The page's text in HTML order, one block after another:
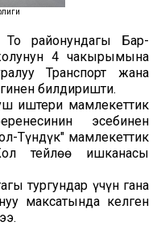
Тоң районундагы Бар-
4 чакырымына
Транспорт жана
билдиришти.
иштери мамлекеттик
эсебинен
Түндүк" мамлекеттик
тейлөө ишканасы
тургундар үчүн гана
максатында келген